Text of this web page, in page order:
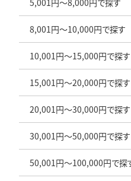
8,001円～10,000円で探す
10,001円～15,000円で探す
15,001円～20,000円で探す
20,001円～30,000円で探す
30,001円～50,000円で探す
50,001円～100,000円で探